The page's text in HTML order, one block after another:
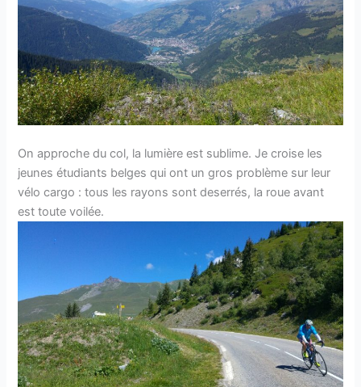
On approche du col, la lumière est sublime. Je croise les
jeunes étudiants belges qui ont un gros problème sur leur
vélo cargo : tous les rayons sont deserrés, la roue avant
est toute voilée.